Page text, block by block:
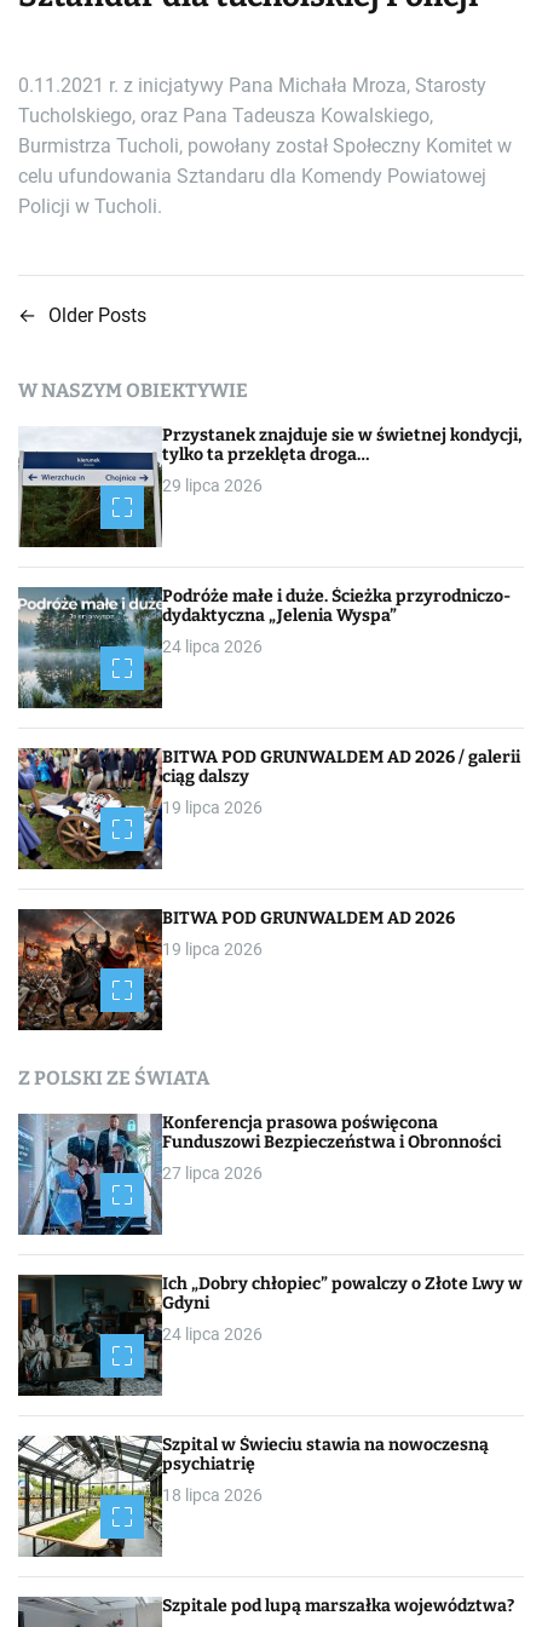
0.11.2021 r. z inicjatywy Pana Michała Mroza, Starosty
Tucholskiego, oraz Pana Tadeusza Kowalskiego,
Burmistrza Tucholi, powołany został Społeczny Komitet w
celu ufundowania Sztandaru dla Komendy Powiatowej
Policji w Tucholi.
N
i
g
a
c
j
a
p
o
w
p
i
s
a
← Older Posts
W NASZYM OBIEKTYWIE
Przystanek znajduje sie w świetnej kondycji,
tylko ta przeklęta droga…
29 lipca 2026
Podróże małe i duże. Ścieżka przyrodniczo-
dydaktyczna „Jelenia Wyspa”
24 lipca 2026
BITWA POD GRUNWALDEM AD 2026 / galerii
ciąg dalszy
19 lipca 2026
BITWA POD GRUNWALDEM AD 2026
19 lipca 2026
Z POLSKI ZE ŚWIATA
Konferencja prasowa poświęcona
Funduszowi Bezpieczeństwa i Obronności
27 lipca 2026
Ich „Dobry chłopiec” powalczy o Złote Lwy w
Gdyni
24 lipca 2026
Szpital w Świeciu stawia na nowoczesną
psychiatrię
18 lipca 2026
Szpitale pod lupą marszałka województwa?